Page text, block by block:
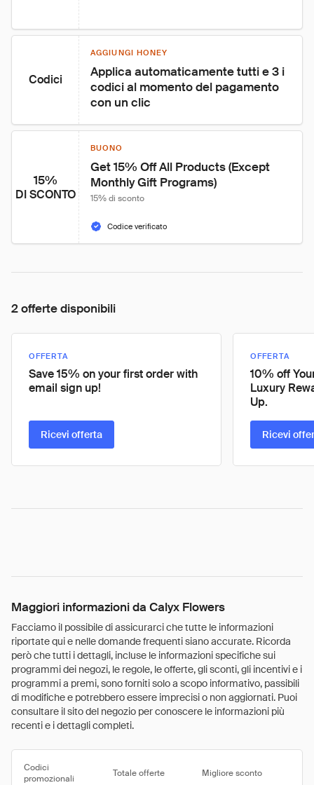
Codici
AGGIUNGI HONEY
Applica automaticamente tutti e 3 i
codici al momento del pagamento
con un clic
15%
DI SCONTO
BUONO
Get 15% Off All Products (Except
Monthly Gift Programs)
15% di sconto
Codice verificato
2 offerte disponibili
OFFERTA
Save 15% on your first order with
email sign up!
Ricevi offerta
OFFERTA
10% off
Luxury
Up.
Ricevi
Maggiori informazioni da Calyx Flowers
Facciamo il possibile di assicurarci che tutte le informazioni
riportate qui e nelle domande frequenti siano accurate. Ricorda
però che tutti i dettagli, incluse le informazioni specifiche sui
programmi dei negozi, le regole, le offerte, gli sconti, gli incentivi e i
programmi a premi, sono forniti solo a scopo informativo, passibili
di modifiche e potrebbero essere imprecisi o non aggiornati. Puoi
consultare il sito del negozio per conoscere le informazioni più
recenti e i dettagli completi.
Codici
promozionali
Totale offerte Migliore sconto